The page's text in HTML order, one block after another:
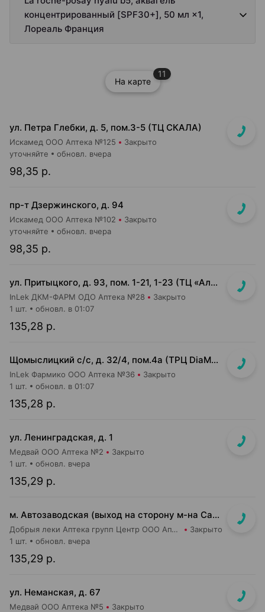
концентрированный [SPF30+], 50 мл ×1,
Лореаль Франция
На карте
11
ул. Петра Глебки, д. 5, пом.3-5 (ТЦ СКАЛА)
Искамед ООО Аптека №125 Закрыто
98,35 р.
уточняйте обновл. вчера
пр-т Дзержинского, д. 94
Искамед ООО Аптека №102 Закрыто
98,35 р.
уточняйте обновл. вчера
ул. Притыцкого, д. 93, пом. 1-21, 1-23 (ТЦ «Алми (Притыцкого)», слева от главного входа)
InLek ДКМ-ФАРМ ОДО Аптека №28 Закрыто
135,28 р.
1 шт. обновл. в 01:07
Щомыслицкий с/с, д. 32/4, пом.4а (ТРЦ DiaMond city, вход напротив магазина Маяк)
InLek Фармико ООО Аптека №36 Закрыто
135,28 р.
1 шт. обновл. в 01:07
ул. Ленинградская, д. 1
Медвай ООО Аптека №2 Закрыто
135,29 р.
1 шт. обновл. вчера
м. Автозаводская (выход на сторону м-на Санта)
Добрыя леки Аптека групп Центр ООО Аптека №4 Закрыто
135,29 р.
1 шт. обновл. вчера
ул. Неманская, д. 67
Медвай ООО Аптека №5 Закрыто